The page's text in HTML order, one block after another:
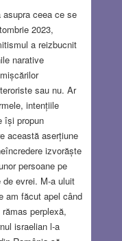
ceea ce se
2023,
a reizbucnit
narative
sau nu. Ar
intențiile
își propun
această aserțiune
izvorăște
persoane pe
evrei. M-a uluit
am făcut apel când
perplexă,
israelian l-a